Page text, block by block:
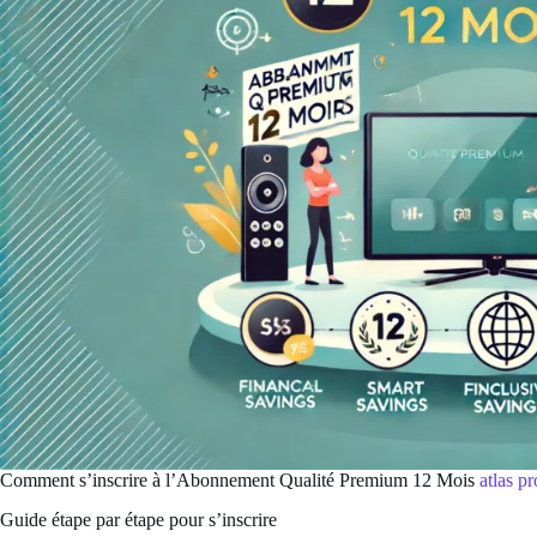
Comment s’inscrire à l’Abonnement Qualité Premium 12 Mois atlas
Guide étape par étape pour s’inscrire